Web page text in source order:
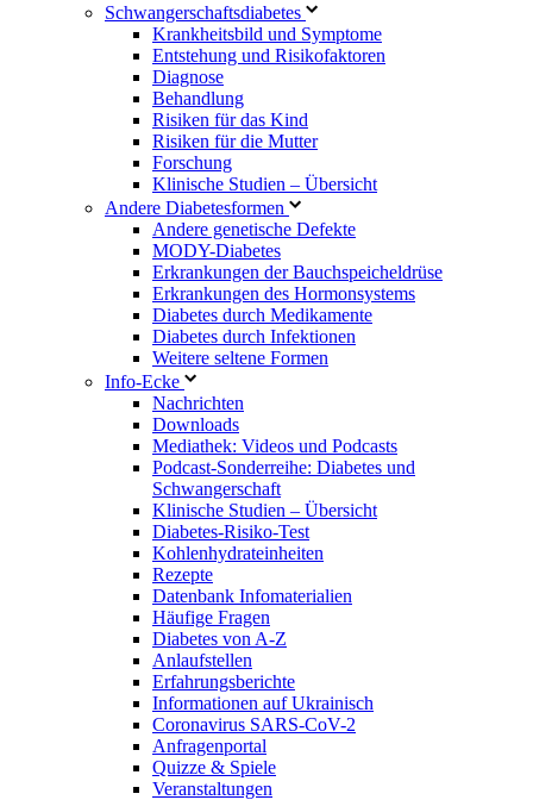
Schwangerschaftsdiabetes
Krankheitsbild und Symptome
Entstehung und Risikofaktoren
Diagnose
Behandlung
Risiken für das Kind
Risiken für die Mutter
Forschung
Klinische Studien – Übersicht
Andere Diabetesformen
Andere genetische Defekte
MODY-Diabetes
Erkrankungen der Bauchspeicheldrüse
Erkrankungen des Hormonsystems
Diabetes durch Medikamente
Diabetes durch Infektionen
Weitere seltene Formen
Info-Ecke
Nachrichten
Downloads
Mediathek: Videos und Podcasts
Podcast-Sonderreihe: Diabetes und
Schwangerschaft
Klinische Studien – Übersicht
Diabetes-Risiko-Test
Kohlenhydrateinheiten
Rezepte
Datenbank Infomaterialien
Häufige Fragen
Diabetes von A-Z
Anlaufstellen
Erfahrungsberichte
Informationen auf Ukrainisch
Coronavirus SARS-CoV-2
Anfragenportal
Quizze & Spiele
Veranstaltungen